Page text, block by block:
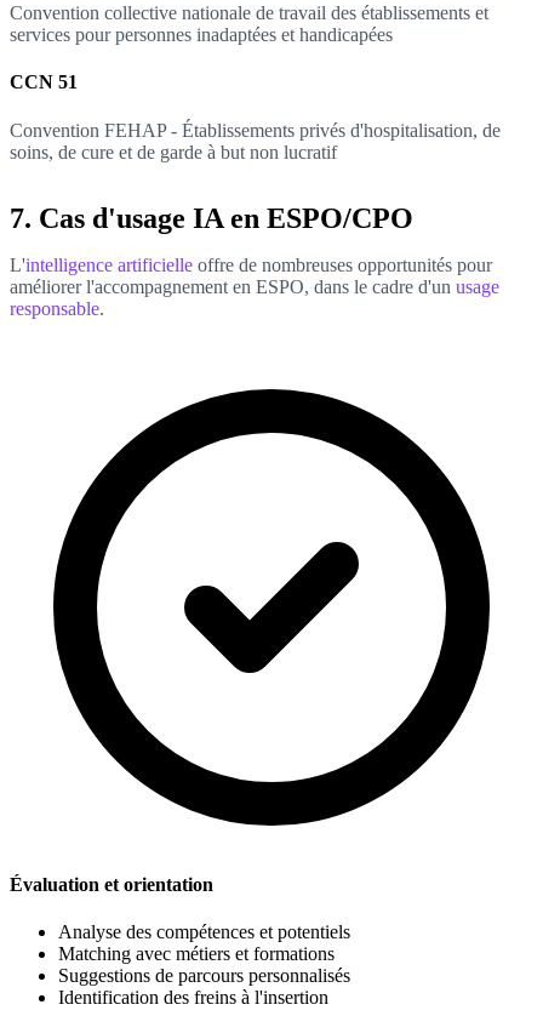
Convention collective nationale de travail des établissements et
services pour personnes inadaptées et handicapées
CCN 51
Convention FEHAP - Établissements privés d'hospitalisation, de
soins, de cure et de garde à but non lucratif
7. Cas d'usage IA en ESPO/CPO
L'intelligence artificielle offre de nombreuses opportunités pour
améliorer l'accompagnement en ESPO, dans le cadre d'un usage
responsable.
Évaluation et orientation
Analyse des compétences et potentiels
Matching avec métiers et formations
Suggestions de parcours personnalisés
Identification des freins à l'insertion